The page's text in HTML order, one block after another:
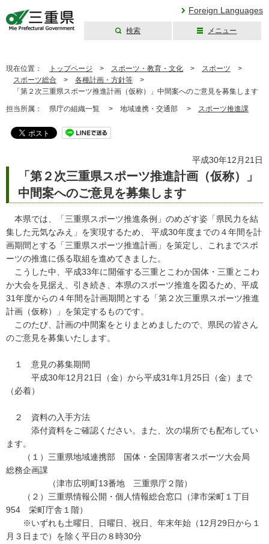
Foreign Languages
検索 メニュー
現在位置： トップページ > スポーツ・教育・文化 > スポーツ >
スポーツ総合 > 各種計画・方針等 >
「第２次三重県スポーツ推進計画（仮称）」中間案へのご意見を募集します
担当所属： 県庁の組織一覧 > 地域連携・交通部 > スポーツ推進課
平成30年12月21日
「第２次三重県スポーツ推進計画（仮称）」
中間案へのご意見を募集します
本県では、「三重県スポーツ推進条例」のめざす姿「県民力を結
集した元気なみえ」を実現するため、 平成30年度までの４年間を計
画期間とする「三重県スポーツ推進計画」を策定し、これまでスポ
ーツの推進に係る取組を進めてきました。
こうした中、平成33年に開催する三重とこわか国体・三重とこわ
か大会を見据え、引き続き、本県のスポーツ推進を図るため、平成
31年度からの４年間を計画期間とする「第２次三重県スポーツ推進
計画（仮称）」を策定するものです。
このたび、計画の中間案をとりまとめましたので、県民の皆さん
のご意見を募集いたします。
１ 意見の募集期間
平成30年12月21日（金）から平成31年1月25日（金）まで
（必着）
２ 資料の入手方法
添付資料をご確認ください。また、次の場所でも配布してい
ます。
（１）三重県地域連携部 国体・全国障害者スポーツ大会局
総務企画課
（津市広明町13番地 三重県庁２階）
（２）三重県情報公開・個人情報総合窓口（津市栄町１丁目
954 栄町庁舎１階）
※いずれも土曜日、日曜日、祝日、年末年始（12月29日から１
月３日まで）を除く平日の８時30分